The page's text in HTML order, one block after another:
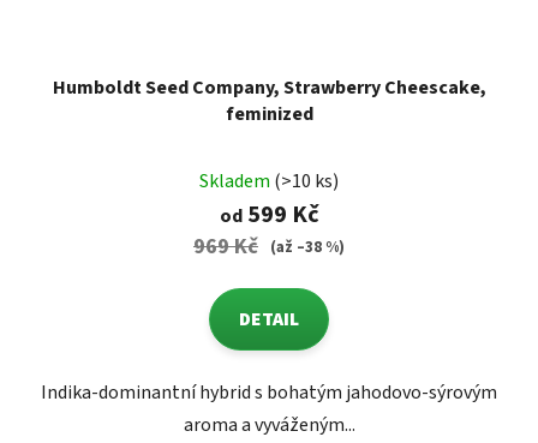
Humboldt Seed Company, Strawberry Cheescake,
feminized
Skladem (>10 ks)
od599 Kč
969 Kč (až –38 %)
DETAIL
Indika-dominantní hybrid s bohatým jahodovo-sýrovým
aroma a vyváženým...